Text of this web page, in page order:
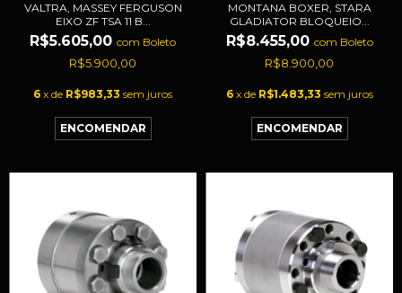
VALTRA, MASSEY FERGUSON
EIXO ZF TSA 11 B...
R$5.605,00 com Boleto
R$5.900,00
6 x de R$983,33 sem juros
MONTANA BOXER, STARA
GLADIATOR BLOQUEIO...
R$8.455,00 com Boleto
R$8.900,00
6 x de R$1.483,33 sem juros